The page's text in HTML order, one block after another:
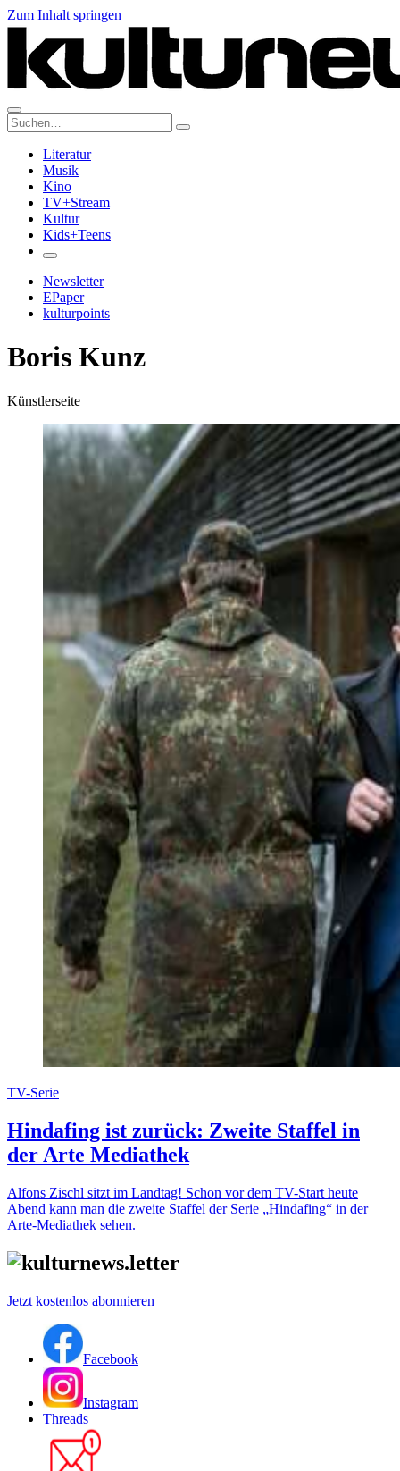
Zum Inhalt springen
Suche:
Literatur
Musik
Kino
TV+Stream
Kultur
Kids+Teens
Newsletter
EPaper
kulturpoints
Boris Kunz
Künstlerseite
TV-Serie
Hindafing ist zurück: Zweite Staffel in
der Arte Mediathek
Alfons Zischl sitzt im Landtag! Schon vor dem TV-Start heute
Abend kann man die zweite Staffel der Serie „Hindafing“ in der
Arte-Mediathek sehen.
Jetzt kostenlos abonnieren
Facebook
Instagram
Threads